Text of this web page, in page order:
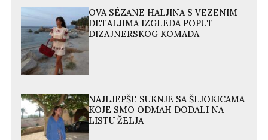
OVA SÉZANE HALJINA S VEZENIM
DETALJIMA IZGLEDA POPUT
DIZAJNERSKOG KOMADA
NAJLJEPŠE SUKNJE SA ŠLJOKICAMA
KOJE SMO ODMAH DODALI NA
LISTU ŽELJA